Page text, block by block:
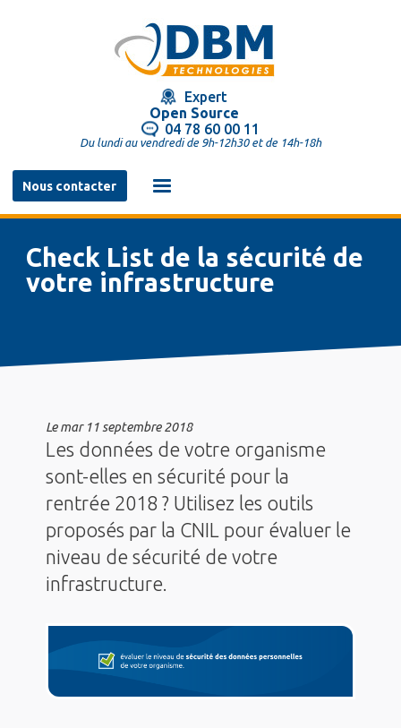
Expert
Open Source
04 78 60 00 11
Du lundi au vendredi de 9h-12h30 et de 14h-18h
Nous contacter
Navigation
principale
Check List de la sécurité de
votre infrastructure
Lemar 11 septembre 2018
Les données de votre organisme
sont-elles en sécurité pour la
rentrée 2018 ? Utilisez les outils
proposés par la CNIL pour évaluer le
niveau de sécurité de votre
infrastructure.